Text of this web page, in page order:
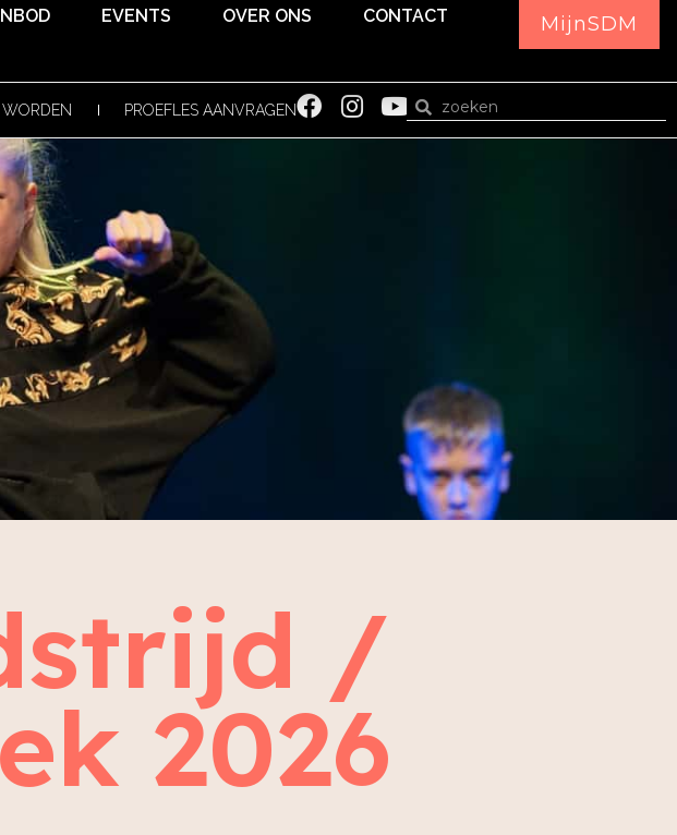
EVENTS OVER ONS CONTACT MijnSDM
WORDEN PROEFLES AANVRAGEN
/
2026